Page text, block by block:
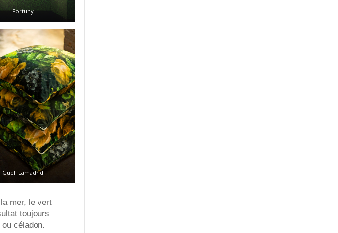
Fortuny
Guell Lamadrid
mer, le vert
toujours
céladon.